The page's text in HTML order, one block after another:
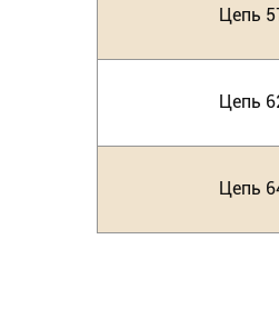
Цепь
Цепь
Цепь